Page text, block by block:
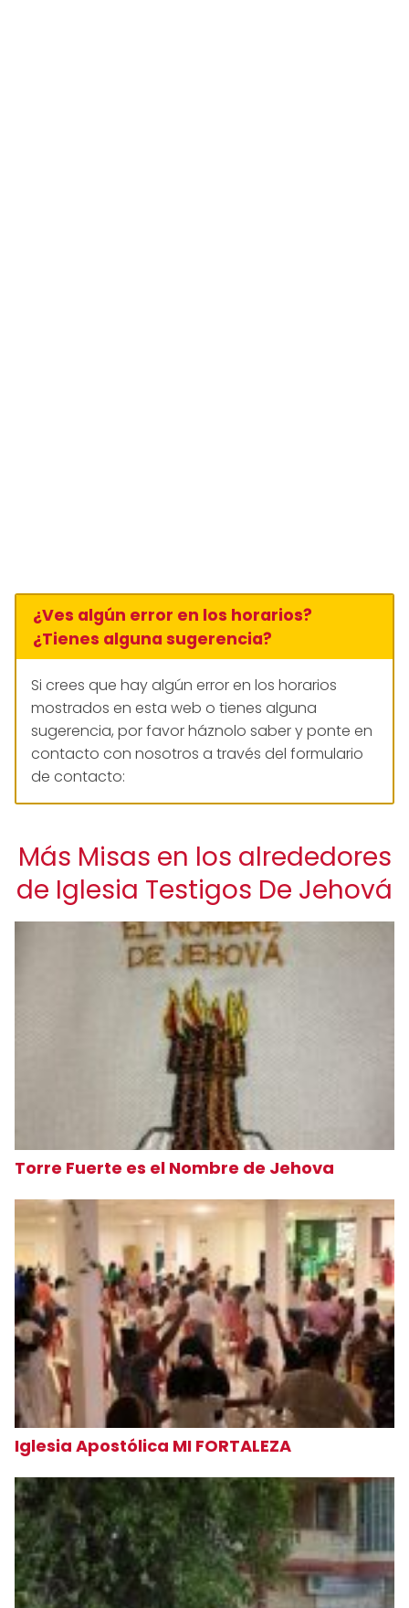
¿Ves algún error en los horarios?
¿Tienes alguna sugerencia?
Si crees que hay algún error en los horarios
mostrados en esta web o tienes alguna
sugerencia, por favor háznolo saber y ponte en
contacto con nosotros a través del formulario
de contacto:
Más Misas en los alrededores
de Iglesia Testigos De Jehová
Torre Fuerte es el Nombre de Jehova
Iglesia Apostólica MI FORTALEZA